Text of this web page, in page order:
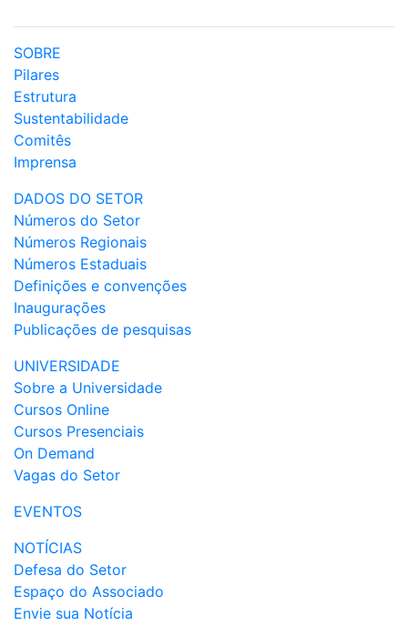
SOBRE
Pilares
Estrutura
Sustentabilidade
Comitês
Imprensa
DADOS DO SETOR
Números do Setor
Números Regionais
Números Estaduais
Definições e convenções
Inaugurações
Publicações de pesquisas
UNIVERSIDADE
Sobre a Universidade
Cursos Online
Cursos Presenciais
On Demand
Vagas do Setor
EVENTOS
NOTÍCIAS
Defesa do Setor
Espaço do Associado
Envie sua Notícia